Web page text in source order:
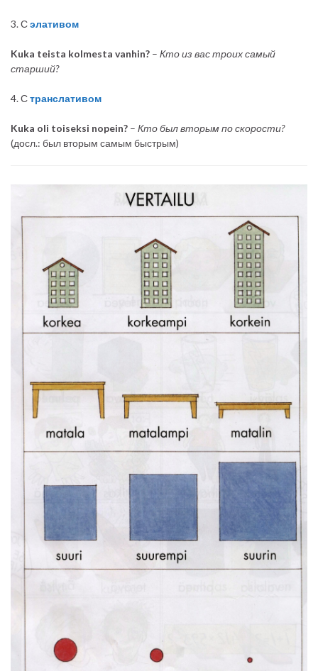
3. Сэлативом
Kuka teista kolmesta vanhin? – Кто из вас троих самый
старший?
4. Странслативом
Kuka oli toiseksi nopein? – Кто был вторым по скорости?
(досл.: был вторым самым быстрым)